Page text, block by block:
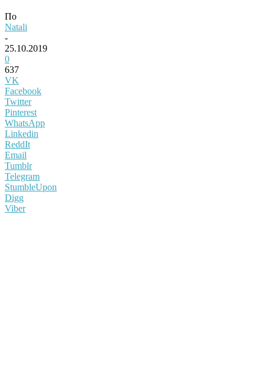
По
Natali
-
25.10.2019
0
637
VK
Facebook
Twitter
Pinterest
WhatsApp
Linkedin
ReddIt
Email
Tumblr
Telegram
StumbleUpon
Digg
Viber